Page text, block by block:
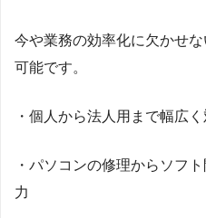
今や業務の効率化に欠かせ
可能です。
・個人から法人用まで幅広
・パソコンの修理からソフ
力